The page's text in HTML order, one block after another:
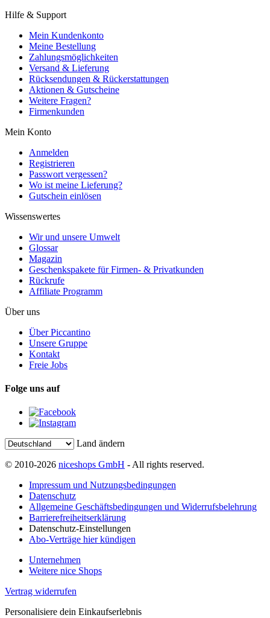
Hilfe & Support
Mein Kundenkonto
Meine Bestellung
Zahlungsmöglichkeiten
Versand & Lieferung
Rücksendungen & Rückerstattungen
Aktionen & Gutscheine
Weitere Fragen?
Firmenkunden
Mein Konto
Anmelden
Registrieren
Passwort vergessen?
Wo ist meine Lieferung?
Gutschein einlösen
Wissenswertes
Wir und unsere Umwelt
Glossar
Magazin
Geschenkspakete für Firmen- & Privatkunden
Rückrufe
Affiliate Programm
Über uns
Über Piccantino
Unsere Gruppe
Kontakt
Freie Jobs
Folge uns auf
Land ändern
© 2010-2026 niceshops GmbH - All rights reserved.
Impressum und Nutzungsbedingungen
Datenschutz
Allgemeine Geschäftsbedingungen und Widerrufsbelehrung
Barrierefreiheitserklärung
Datenschutz-Einstellungen
Abo-Verträge hier kündigen
Unternehmen
Weitere nice Shops
Vertrag widerrufen
Personalisiere dein Einkaufserlebnis